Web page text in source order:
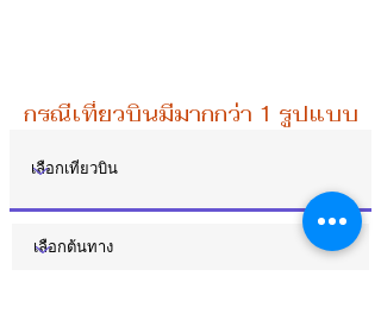
กรณีเที่ยวบินมีมากกว่า 1 รูปแบบก